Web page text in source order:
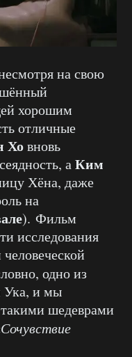
на свою
хорошим
отличные
Ховновь
аКим
Хёна, даже
на
). Фильм
исследования
одно из
Ука, и мы
шедеврами
Сочувствие